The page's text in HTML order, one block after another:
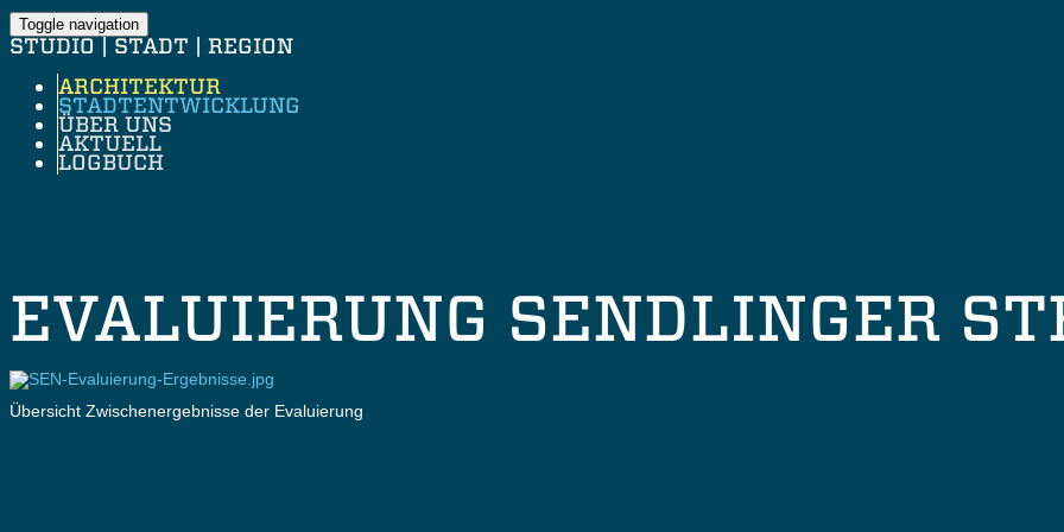
Toggle navigation
STUDIO | STADT | REGION
ARCHITEKTUR
STADTENTWICKLUNG
ÜBER UNS
AKTUELL
LOGBUCH
EVALUIERUNG SENDLINGER
Übersicht Zwischenergebnisse der Evaluierung